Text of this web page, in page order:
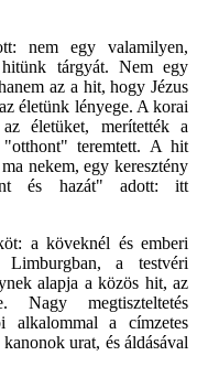
nem egy valamilyen,
tárgyát. Nem egy
az a hit, hogy Jézus
életünk lényege. A korai
életüket, merítették a
"otthont" teremtett. A hit
nekem, egy keresztény
és hazát" adott: itt
a köveknél és emberi
Limburgban, a testvéri
alapja a közös hit, az
Nagy megtiszteltetés
alkalommal a címzetes
urat, és áldásával